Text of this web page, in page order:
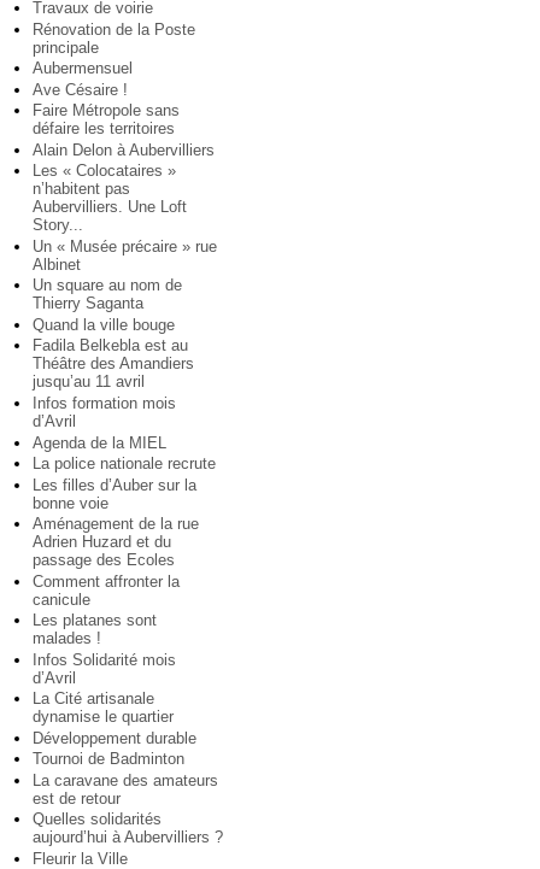
Travaux de voirie
Rénovation de la Poste
principale
Aubermensuel
Ave Césaire !
Faire Métropole sans
défaire les territoires
Alain Delon à Aubervilliers
Les « Colocataires »
n’habitent pas
Aubervilliers. Une Loft
Story...
Un « Musée précaire » rue
Albinet
Un square au nom de
Thierry Saganta
Quand la ville bouge
Fadila Belkebla est au
Théâtre des Amandiers
jusqu’au 11 avril
Infos formation mois
d’Avril
Agenda de la MIEL
La police nationale recrute
Les filles d’Auber sur la
bonne voie
Aménagement de la rue
Adrien Huzard et du
passage des Ecoles
Comment affronter la
canicule
Les platanes sont
malades !
Infos Solidarité mois
d’Avril
La Cité artisanale
dynamise le quartier
Développement durable
Tournoi de Badminton
La caravane des amateurs
est de retour
Quelles solidarités
aujourd’hui à Aubervilliers ?
Fleurir la Ville